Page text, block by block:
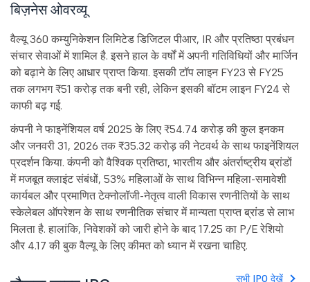
बिज़नेस ओवरव्यू
वैल्यू 360 कम्युनिकेशन लिमिटेड डिजिटल पीआर, IR और प्रतिष्ठा प्रबंधन
संचार सेवाओं में शामिल है. इसने हाल के वर्षों में अपनी गतिविधियों और मार्जिन
को बढ़ाने के लिए आधार प्राप्त किया. इसकी टॉप लाइन FY23 से FY25
तक लगभग ₹51 करोड़ तक बनी रही, लेकिन इसकी बॉटम लाइन FY24 से
काफी बढ़ गई.
कंपनी ने फाइनेंशियल वर्ष 2025 के लिए ₹54.74 करोड़ की कुल इनकम
और जनवरी 31, 2026 तक ₹35.32 करोड़ की नेटवर्थ के साथ फाइनेंशियल
प्रदर्शन किया. कंपनी को वैश्विक प्रतिष्ठा, भारतीय और अंतर्राष्ट्रीय ब्रांडों
में मजबूत क्लाइंट संबंधों, 53% महिलाओं के साथ विभिन्न महिला-समावेशी
कार्यबल और प्रमाणित टेक्नोलॉजी-नेतृत्व वाली विकास रणनीतियों के साथ
स्केलेबल ऑपरेशन के साथ रणनीतिक संचार में मान्यता प्राप्त ब्रांड से लाभ
मिलता है. हालांकि, निवेशकों को जारी होने के बाद 17.25 का P/E रेशियो
और 4.17 की बुक वैल्यू के लिए कीमत को ध्यान में रखना चाहिए.